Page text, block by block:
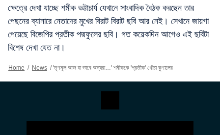
ক্ষেত্রে দেখা যাচ্ছে শমীক ভট্টাচার্য যেখানে সাংবাদিক বৈঠক করছেন তার
পেছনের ব্যানারে নেতাদের মুখের বিরাট বিরাট ছবি আর নেই। সেখানে জায়গা
পেয়েছে বিজেপির প্রতীক পদ্মফুলের ছবি। গত কয়েকদিন আগেও এই ছবিটা
বিশেষ দেখা যেত না।
Home / News / 'তৃণমূল আজ যা ভাবে অন্যরা…' শমীককে 'প্রতীক' খোঁচা কুণালের